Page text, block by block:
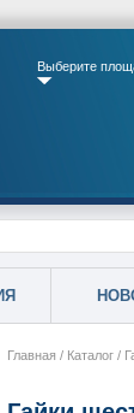
Выберите
Главная / Каталог /